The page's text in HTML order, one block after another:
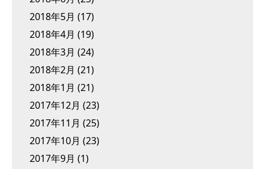
2018年5月 (17)
2018年4月 (19)
2018年3月 (24)
2018年2月 (21)
2018年1月 (21)
2017年12月 (23)
2017年11月 (25)
2017年10月 (23)
2017年9月 (1)